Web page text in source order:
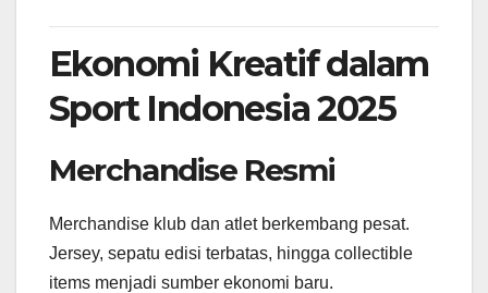
Ekonomi Kreatif dalam
Sport Indonesia 2025
Merchandise Resmi
Merchandise klub dan atlet berkembang pesat.
Jersey, sepatu edisi terbatas, hingga collectible
items menjadi sumber ekonomi baru.